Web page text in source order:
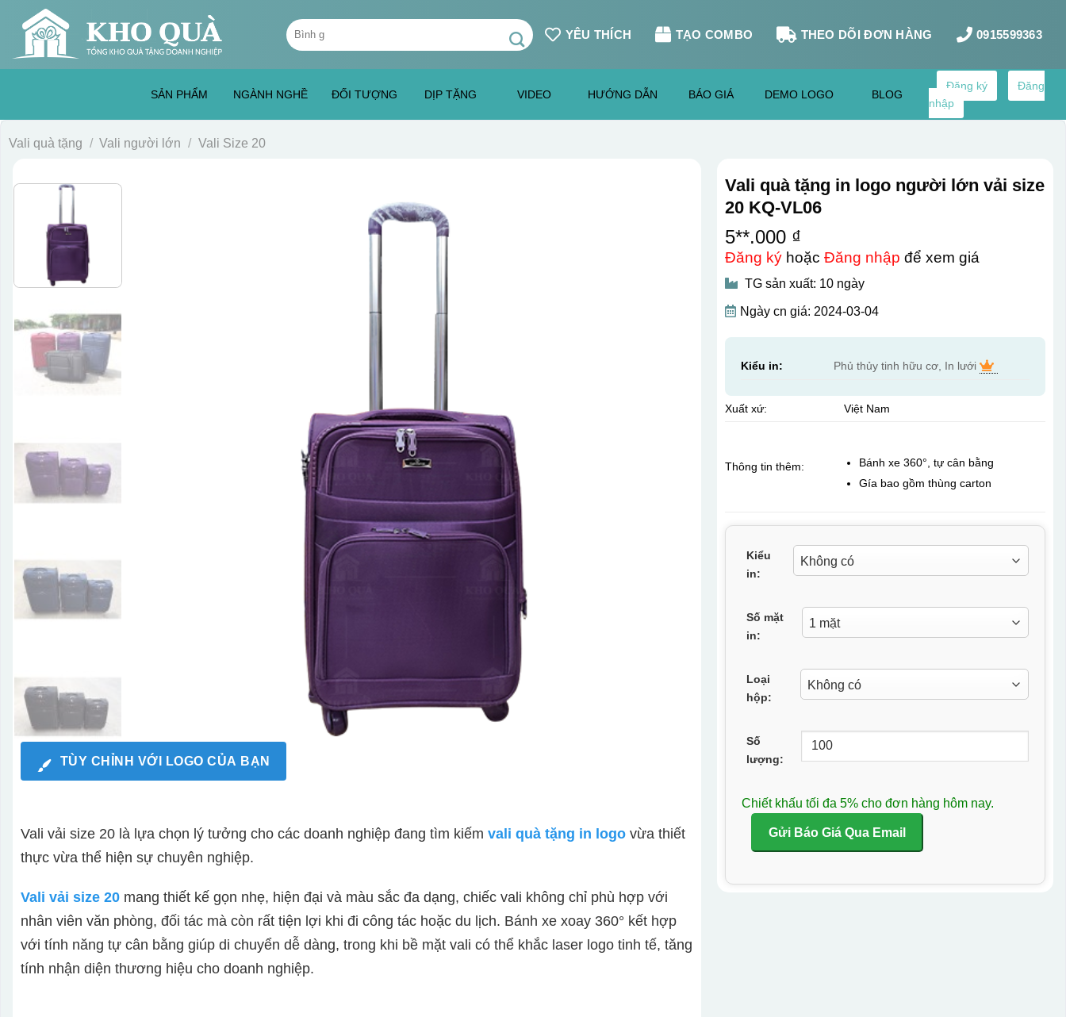
content
Tìm
kiếm:
YÊU THÍCH TẠO COMBO THEO DÕI ĐƠN HÀNG 0915599363
SẢN PHẨM NGÀNH NGHỀ ĐỐI TƯỢNG DỊP TẶNG VIDEO HƯỚNG DẪN BÁO GIÁ DEMO LOGO BLOG
Đăng ký
Đăng
nhập
Vali quà tặng / Vali người lớn / Vali Size 20
TÙY CHỈNH VỚI LOGO CỦA BẠN
Vali vải size 20 là lựa chọn lý tưởng cho các doanh nghiệp đang tìm kiếm vali quà tặng in logovừa thiết
thực vừa thể hiện sự chuyên nghiệp.
Vali vải size 20mang thiết kế gọn nhẹ, hiện đại và màu sắc đa dạng, chiếc vali không chỉ phù hợp với
nhân viên văn phòng, đối tác mà còn rất tiện lợi khi đi công tác hoặc du lịch. Bánh xe xoay 360° kết hợp
với tính năng tự cân bằng giúp di chuyển dễ dàng, trong khi bề mặt vali có thể khắc laser logo tinh tế, tăng
tính nhận diện thương hiệu cho doanh nghiệp.
Vali quà tặng in logo người lớn vải size
20 KQ-VL06
5**.000 ₫
Đăng kýhoặc Đăng nhập để xem giá
TG sản xuất: 10 ngày
Ngày cn giá: 2024-03-04
Kiểu in: Phủ thủy tinh hữu cơ, In lưới
Xuất xứ: Việt Nam
Thông tin thêm:
Bánh xe 360°, tự cân bằng
Gía bao gồm thùng carton
Kiểu
in:
Số mặt
in:
Loại
hộp:
Số
lượng:
Chiết khấu tối đa 5% cho đơn hàng hôm nay.
Gửi Báo Giá Qua Email